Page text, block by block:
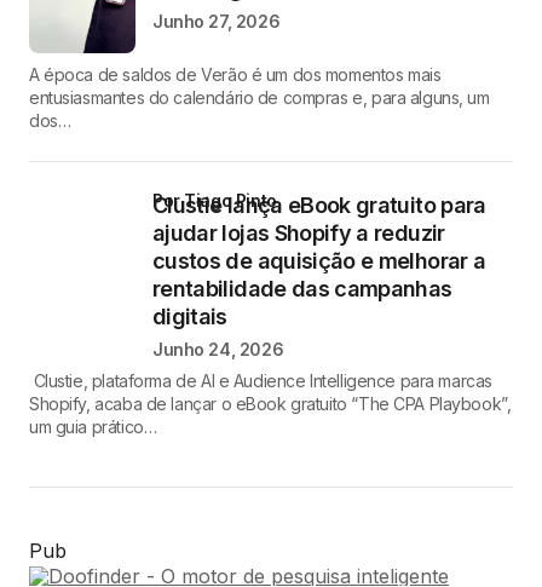
Junho 27, 2026
A época de saldos de Verão é um dos momentos mais
entusiasmantes do calendário de compras e, para alguns, um
dos…
Clustie lança eBook gratuito para
ajudar lojas Shopify a reduzir
custos de aquisição e melhorar a
rentabilidade das campanhas
digitais
por Tiago Pinto
Junho 24, 2026
Clustie, plataforma de AI e Audience Intelligence para marcas
Shopify, acaba de lançar o eBook gratuito “The CPA Playbook”,
um guia prático…
Pub